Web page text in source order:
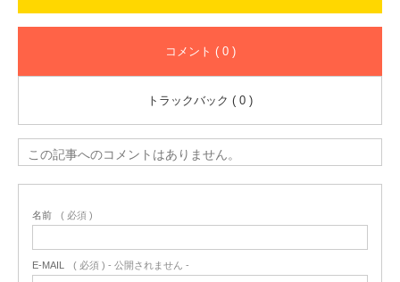
コメント ( 0 )
トラックバック ( 0 )
この記事へのコメントはありません。
名前 ( 必須 )
E-MAIL ( 必須 ) - 公開されません -